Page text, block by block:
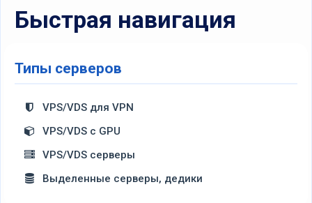
Быстрая навигация
Типы серверов
VPS/VDS для VPN
VPS/VDS с GPU
VPS/VDS серверы
Выделенные серверы, дедики